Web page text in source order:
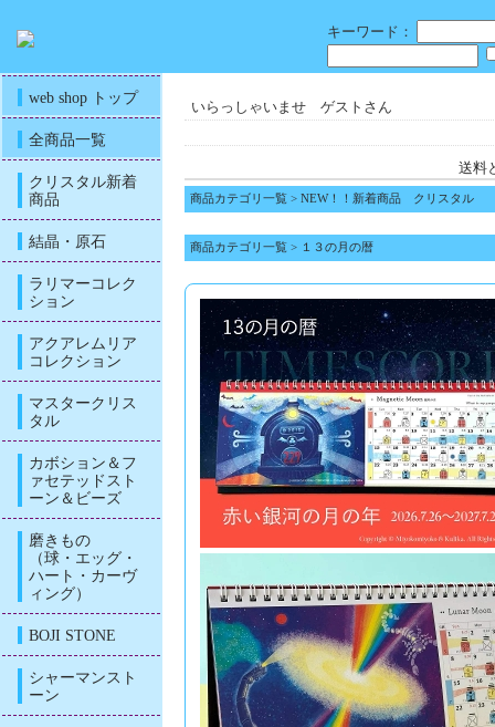
キーワード：
web shop トップ
全商品一覧
クリスタル新着
商品
結晶・原石
ラリマーコレク
ション
アクアレムリア
コレクション
マスタークリス
タル
カボション＆フ
ァセテッドスト
ーン＆ビーズ
磨きもの
（球・エッグ・
ハート・カーヴ
ィング）
BOJI STONE
シャーマンスト
ーン
いらっしゃいませ ゲストさん
送料
商品カテゴリ一覧 > NEW！！新着商品 クリスタル
商品カテゴリ一覧 > １３の月の暦